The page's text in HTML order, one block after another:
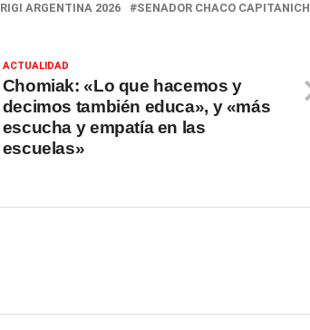
RIGI ARGENTINA 2026
SENADOR CHACO CAPITANICH
ACTUALIDAD
Chomiak: «Lo que hacemos y
decimos también educa», y «más
escucha y empatía en las
escuelas»